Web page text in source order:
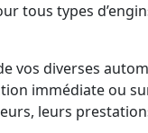
tous types
vos diverses
immédiate ou
leurs